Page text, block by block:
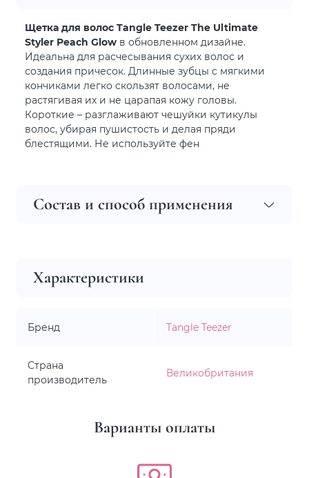
Щетка для волос Tangle Teezer The Ultimate
Styler Peach Glow в обновленном дизайне.
Идеальна для расчесывания сухих волос и
создания причесок. Длинные зубцы с мягкими
кончиками легко скользят волосами, не
растягивая их и не царапая кожу головы.
Короткие – разглаживают чешуйки кутикулы
волос, убирая пушистость и делая пряди
блестящими. Не используйте фен
Состав и способ применения
Характеристики
Бренд Tangle Teezer
Страна
производитель
Великобритания
Варианты оплаты